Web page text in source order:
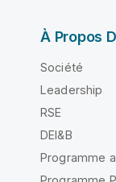
À Propos
Société
Leadership
RSE
DEI&B
Programme